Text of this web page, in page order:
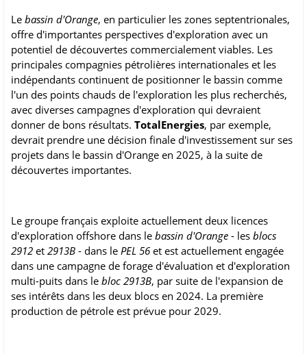
Le bassin d'Orange, en particulier les zones septentrionales,
offre d'importantes perspectives d'exploration avec un
potentiel de découvertes commercialement viables. Les
principales compagnies pétrolières internationales et les
indépendants continuent de positionner le bassin comme
l'un des points chauds de l'exploration les plus recherchés,
avec diverses campagnes d'exploration qui devraient
donner de bons résultats. TotalEnergies, par exemple,
devrait prendre une décision finale d'investissement sur ses
projets dans le bassin d'Orange en 2025, à la suite de
découvertes importantes.
Le groupe français exploite actuellement deux licences
d'exploration offshore dans le bassin d'Orange - les blocs
2912 et 2913B - dans le PEL 56 et est actuellement engagée
dans une campagne de forage d'évaluation et d'exploration
multi-puits dans le bloc 2913B, par suite de l'expansion de
ses intérêts dans les deux blocs en 2024. La première
production de pétrole est prévue pour 2029.